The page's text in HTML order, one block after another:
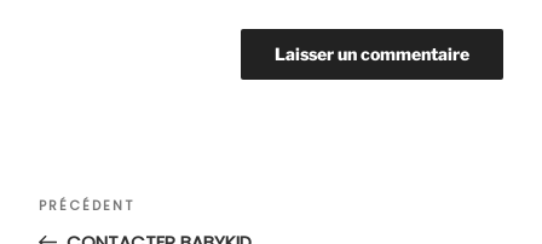
Navigation
Article
précédent
PRÉCÉDENT